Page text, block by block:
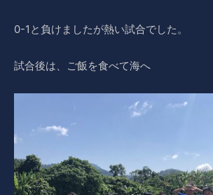
0-1と負けましたが熱い試合でした。
試合後は、ご飯を食べて海へ